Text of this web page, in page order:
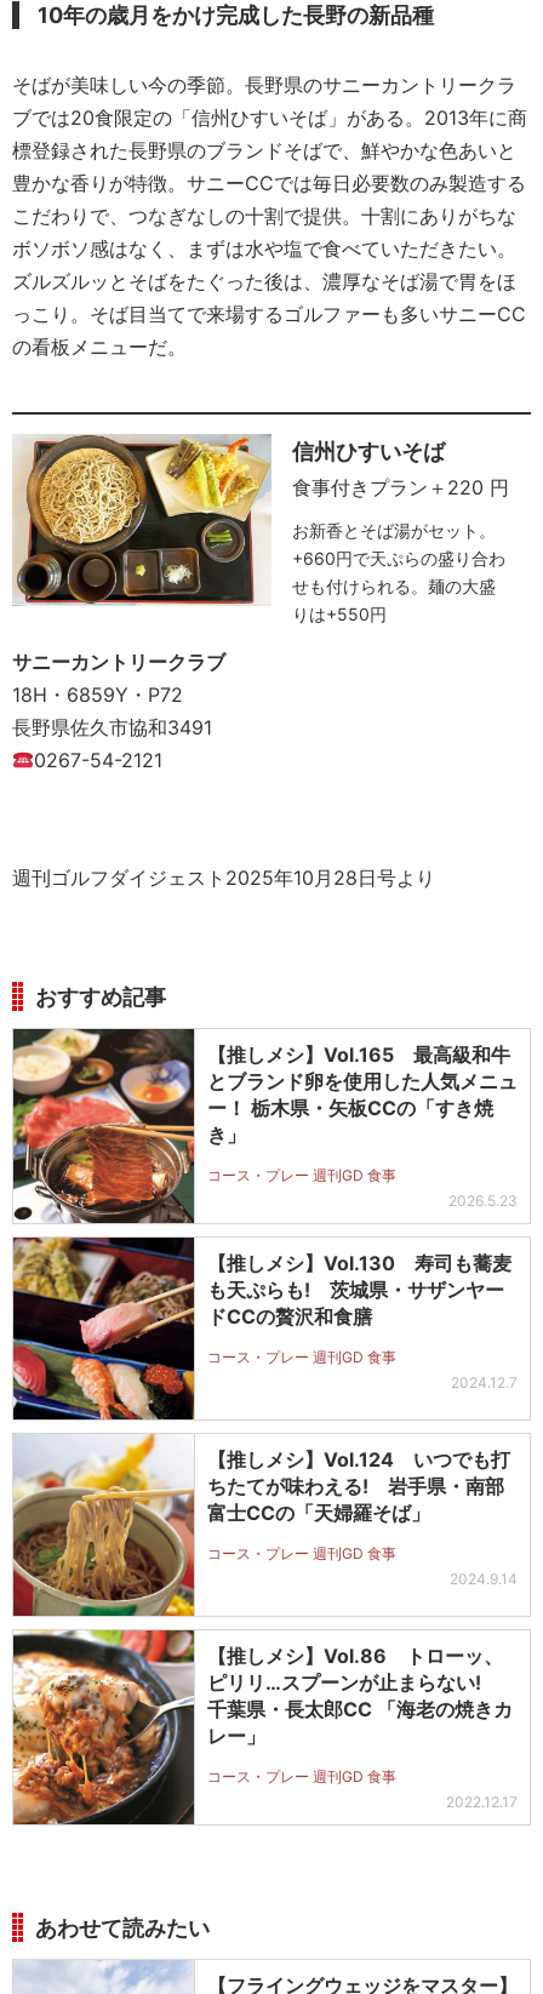
10年の歳月をかけ完成した長野の新品種
そばが美味しい今の季節。長野県のサニーカントリークラ
ブでは20食限定の「信州ひすいそば」がある。2013年に商
標登録された長野県のブランドそばで、鮮やかな色あいと
豊かな香りが特徴。サニーCCでは毎日必要数のみ製造する
こだわりで、つなぎなしの十割で提供。十割にありがちな
ボソボソ感はなく、まずは水や塩で食べていただきたい。
ズルズルッとそばをたぐった後は、濃厚なそば湯で胃をほ
っこり。そば目当てで来場するゴルファーも多いサニーCC
の看板メニューだ。
信州ひすいそば
食事付きプラン＋220 円
お新香とそば湯がセット。
+660円で天ぷらの盛り合わ
せも付けられる。麺の大盛
りは+550円
サニーカントリークラブ
18H・6859Y・P72
長野県佐久市協和3491
0267-54-2121
週刊ゴルフダイジェスト2025年10月28日号より
おすすめ記事
【推しメシ】Vol.165 最高級和牛
とブランド卵を使用した人気メニュ
ー！ 栃木県・矢板CCの「すき焼
き」
コース・プレー 週刊GD 食事
2026.5.23
【推しメシ】Vol.130 寿司も蕎麦
も天ぷらも! 茨城県・サザンヤー
ドCCの贅沢和食膳
コース・プレー 週刊GD 食事
2024.12.7
【推しメシ】Vol.124 いつでも打
ちたてが味わえる! 岩手県・南部
富士CCの「天婦羅そば」
コース・プレー 週刊GD 食事
2024.9.14
【推しメシ】Vol.86 トローッ、
ピリリ…スプーンが止まらない!
千葉県・長太郎CC 「海老の焼きカ
レー」
コース・プレー 週刊GD 食事
2022.12.17
あわせて読みたい
【フライングウェッジをマスター】